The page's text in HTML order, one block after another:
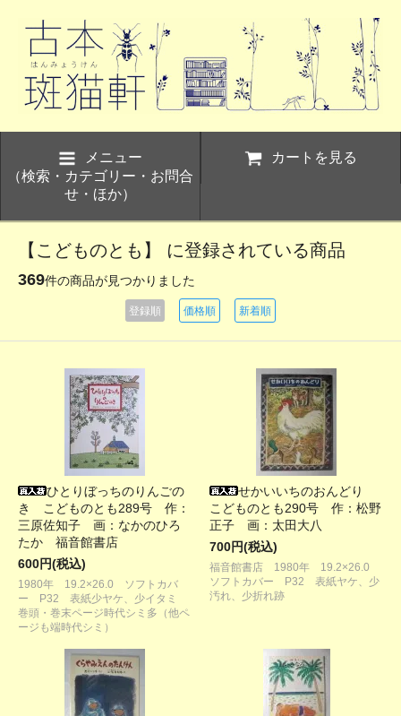
メニュー
（検索・カテゴリー・お問合
せ・ほか）
カートを見る
【こどものとも】 に登録されている商品
369件の商品が見つかりました
登録順 価格順 新着順
ひとりぼっちのりんごの
き こどものとも289号 作：
三原佐知子 画：なかのひろ
たか 福音館書店
600円(税込)
1980年 19.2×26.0 ソフトカバ
ー P32 表紙少ヤケ、少イタミ
巻頭・巻末ページ時代シミ多（他ペ
ージも端時代シミ）
せかいいちのおんどり
こどものとも290号 作：松野
正子 画：太田大八
700円(税込)
福音館書店 1980年 19.2×26.0
ソフトカバー P32 表紙ヤケ、少
汚れ、少折れ跡